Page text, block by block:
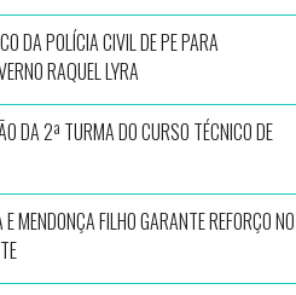
DA POLÍCIA CIVIL DE PE PARA
RAQUEL LYRA
DA 2ª TURMA DO CURSO TÉCNICO DE
MENDONÇA FILHO GARANTE REFORÇO NO